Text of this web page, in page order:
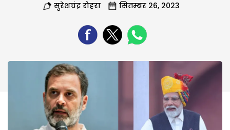
सुरेशचंद्र रोहरा सितम्बर 26, 2023